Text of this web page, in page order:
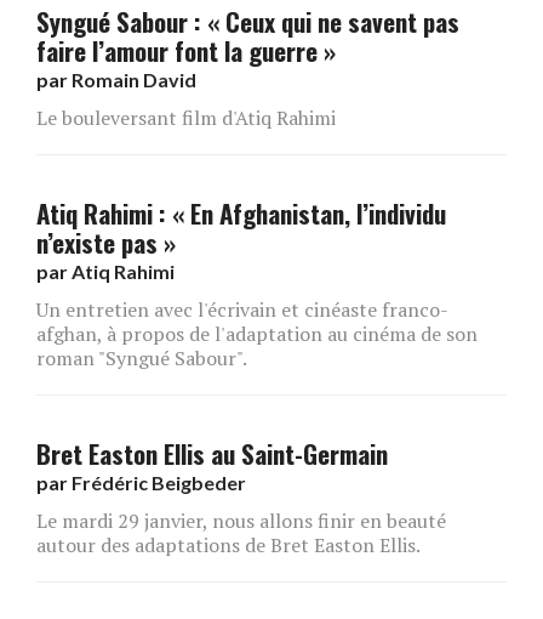
Syngué Sabour : « Ceux qui ne savent pas
faire l’amour font la guerre »
par Romain David
Le bouleversant film d'Atiq Rahimi
Atiq Rahimi : « En Afghanistan, l’individu
n’existe pas »
par Atiq Rahimi
Un entretien avec l'écrivain et cinéaste franco-
afghan, à propos de l'adaptation au cinéma de son
roman "Syngué Sabour".
Bret Easton Ellis au Saint-Germain
par Frédéric Beigbeder
Le mardi 29 janvier, nous allons finir en beauté
autour des adaptations de Bret Easton Ellis.